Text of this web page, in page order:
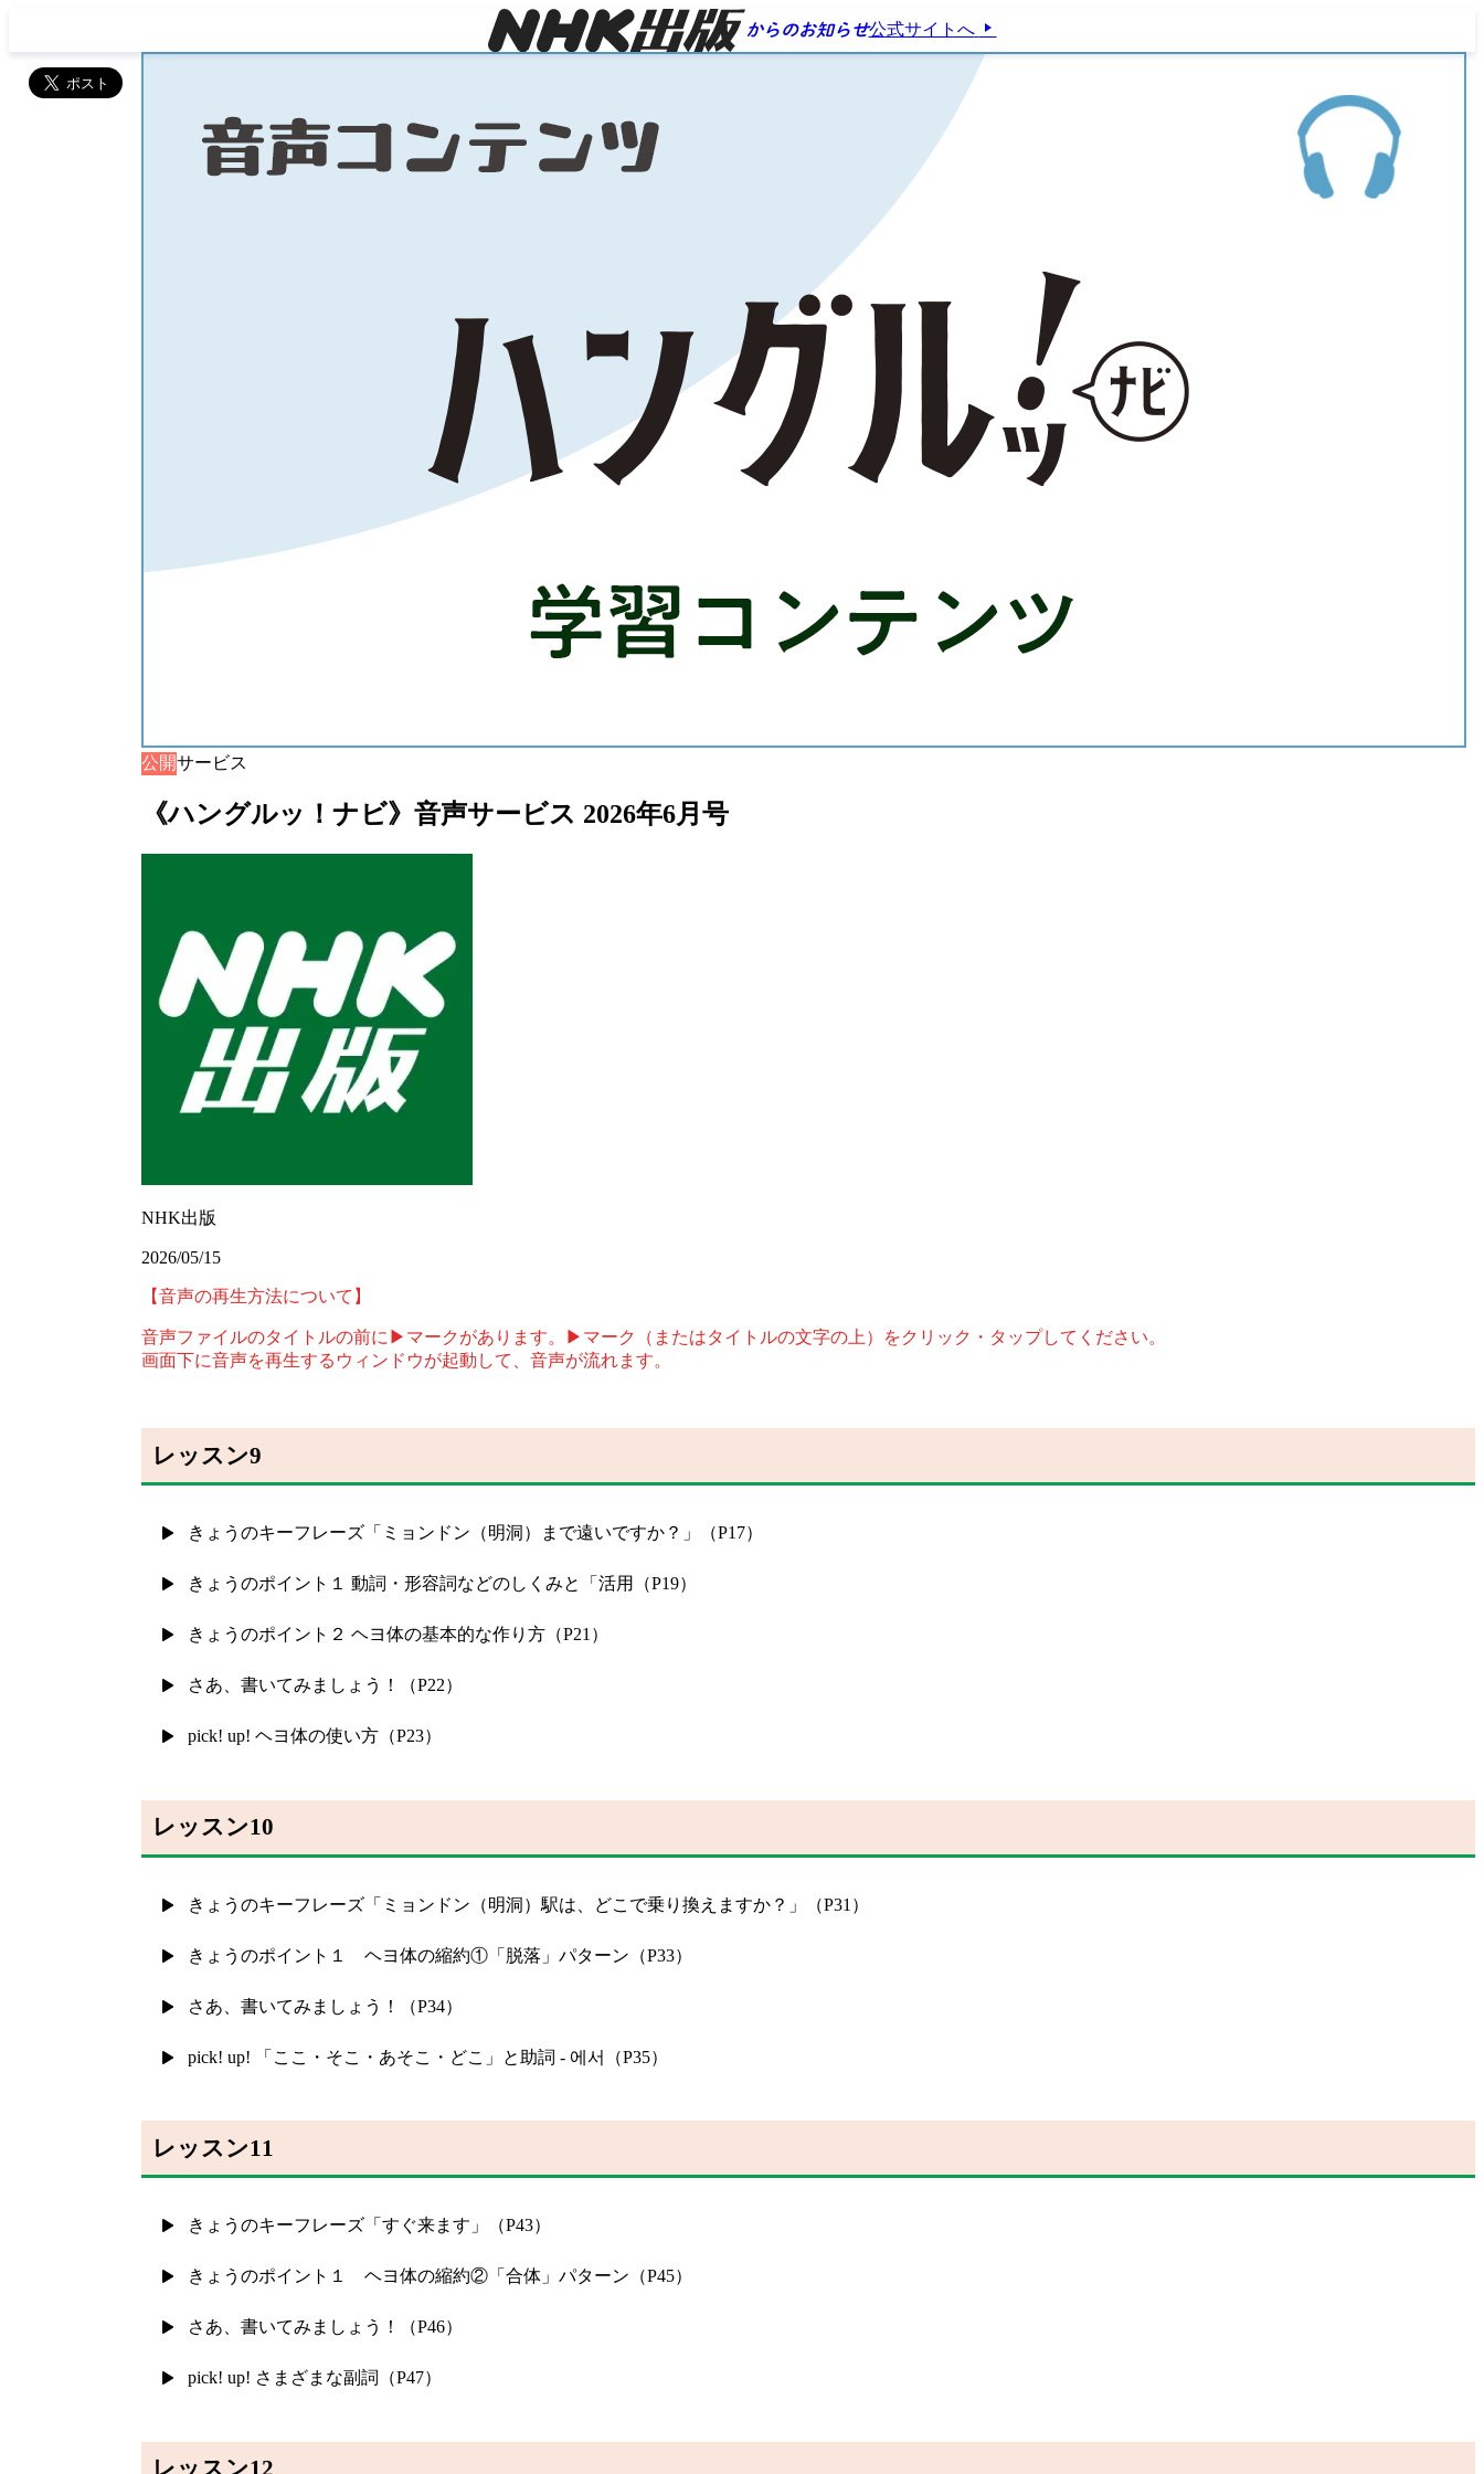
からのお知らせ公式サイトへ
公開
音声サービス
《ハングルッ！ナビ》音声サービス 2026年6月号
NHK出版
2026/05/15
【音声の再生方法について】
音声ファイルのタイトルの前に▶マークがあります。▶マーク（またはタイトルの文字の上）をクリック・タップしてください。
画面下に音声を再生するウィンドウが起動して、音声が流れます。
レッスン9
きょうのキーフレーズ「ミョンドン（明洞）まで遠いですか？」（P17）
きょうのポイント１ 動詞・形容詞などのしくみと「活用（P19）
きょうのポイント２ ヘヨ体の基本的な作り方（P21）
さあ、書いてみましょう！（P22）
pick! up! ヘヨ体の使い方（P23）
レッスン10
きょうのキーフレーズ「ミョンドン（明洞）駅は、どこで乗り換えますか？」（P31）
きょうのポイント１ ヘヨ体の縮約①「脱落」パターン（P33）
さあ、書いてみましょう！（P34）
pick! up! 「ここ・そこ・あそこ・どこ」と助詞 - 에서（P35）
レッスン11
きょうのキーフレーズ「すぐ来ます」（P43）
きょうのポイント１ ヘヨ体の縮約②「合体」パターン（P45）
さあ、書いてみましょう！（P46）
pick! up! さまざまな副詞（P47）
レッスン12